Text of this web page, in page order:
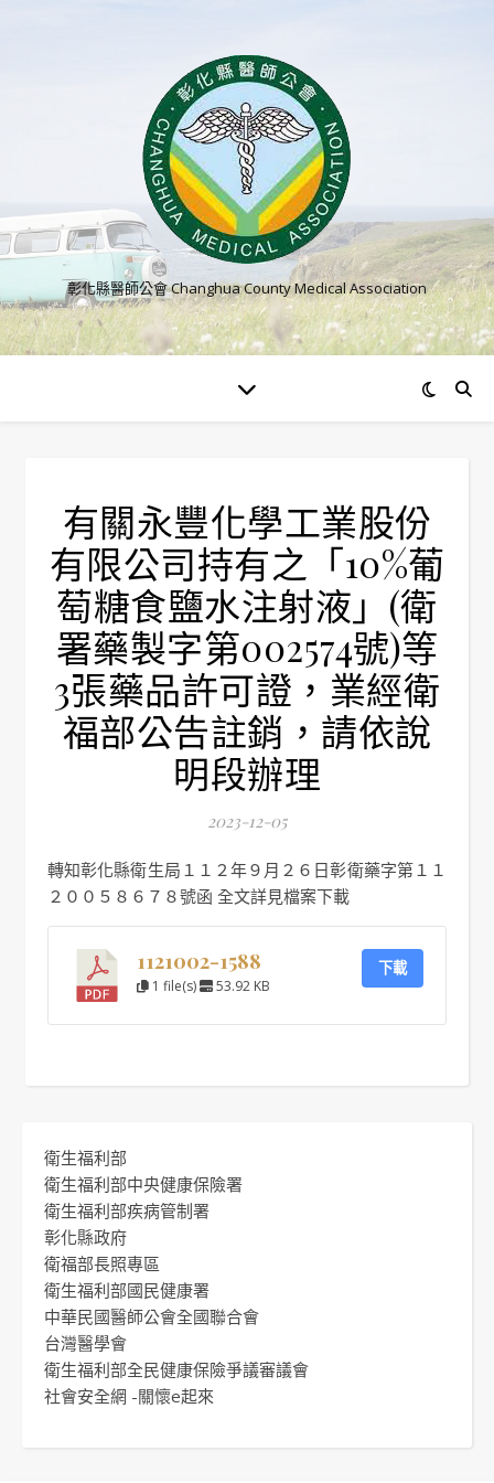
彰化縣醫師公會 Changhua County Medical Association
有關永豐化學工業股份
有限公司持有之「10%葡
萄糖食鹽水注射液」(衛
署藥製字第002574號)等
3張藥品許可證，業經衛
福部公告註銷，請依說
明段辦理
2023-12-05
轉知彰化縣衛生局１１２年９月２６日彰衛藥字第１１
２００５８６７８號函 全文詳見檔案下載
1121002-1588
1 file(s) 53.92 KB
下載
衛生福利部
衛生福利部中央健康保險署
衛生福利部疾病管制署
彰化縣政府
衛福部長照專區
衛生福利部國民健康署
中華民國醫師公會全國聯合會
台灣醫學會
衛生福利部全民健康保險爭議審議會
社會安全網 -關懷e起來